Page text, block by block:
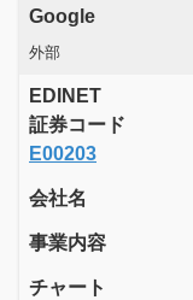
Google
外部
EDINET
証券コード
E00203
会社名
事業内容
チャート